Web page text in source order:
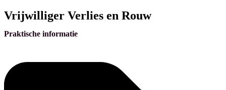
Vrijwilliger Verlies en Rouw
Praktische informatie